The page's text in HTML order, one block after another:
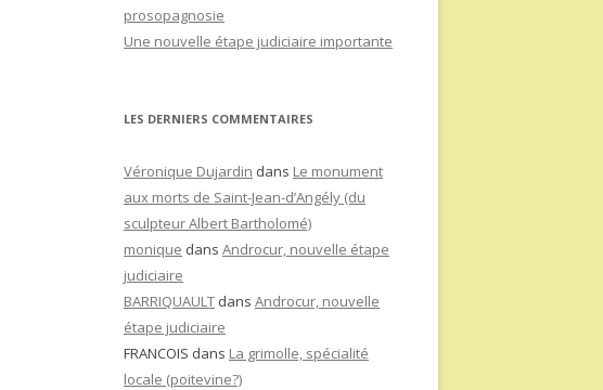
prosopagnosie
Une nouvelle étape judiciaire importante
LES DERNIERS COMMENTAIRES
Véronique Dujardin dans Le monument
aux morts de Saint-Jean-d’Angély (du
sculpteur Albert Bartholomé)
monique dans Androcur, nouvelle étape
judiciaire
BARRIQUAULT dans Androcur, nouvelle
étape judiciaire
FRANCOIS dans La grimolle, spécialité
locale (poitevine?)